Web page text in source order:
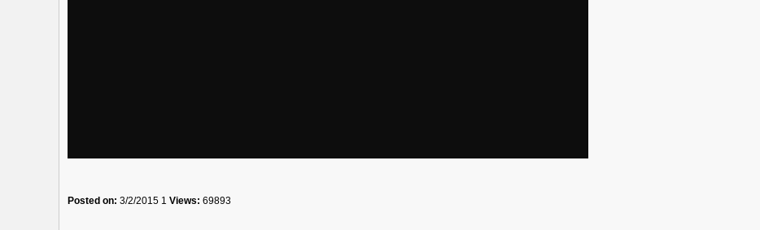
Posted on: 3/2/2015 1 Views: 69893